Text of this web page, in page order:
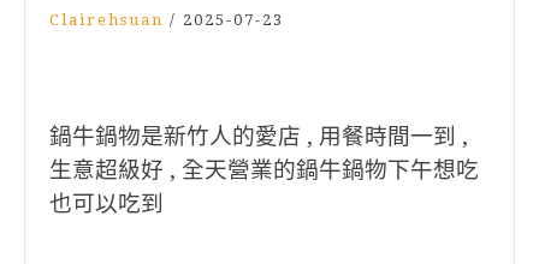
Clairehsuan / 2025-07-23
鍋牛鍋物是新竹人的愛店 , 用餐時間一到 ,
生意超級好 , 全天營業的鍋牛鍋物下午想吃
也可以吃到